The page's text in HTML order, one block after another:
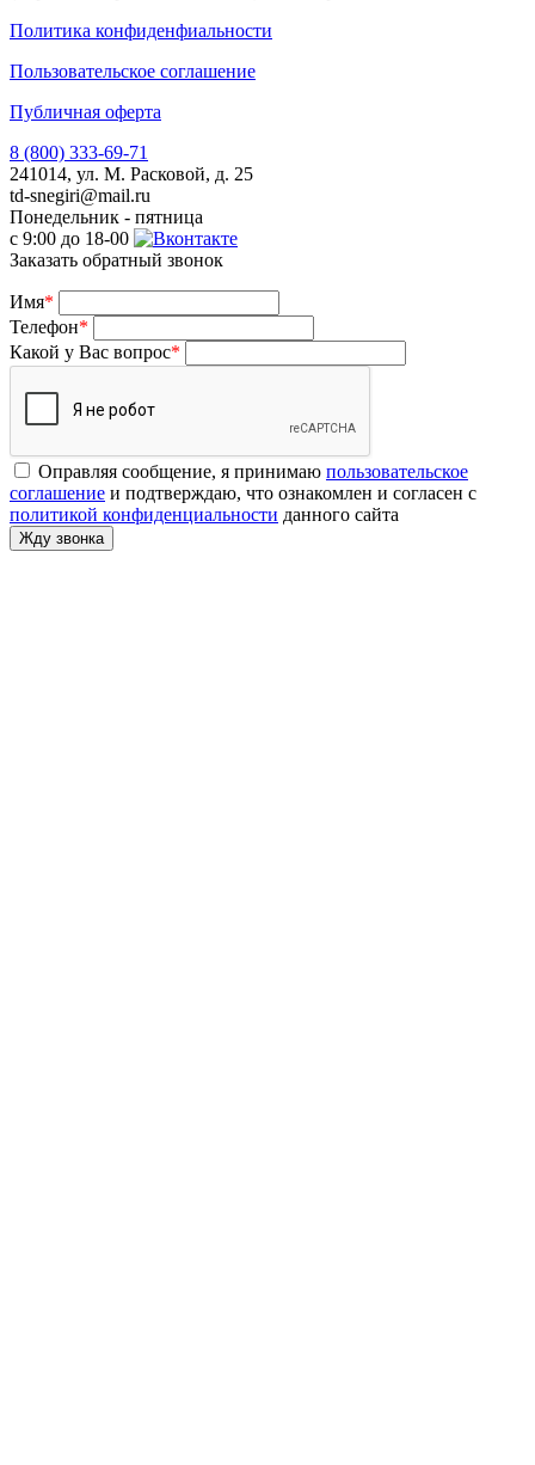
Политика конфиденфиальности
Пользовательское соглашение
Публичная оферта
8 (800) 333-69-71
241014, ул. М. Расковой, д. 25
td-snegiri@mail.ru
Понедельник - пятница
с 9:00 до 18-00
Заказать обратный звонок
Имя*
Телефон*
Какой у Вас вопрос*
Оправляя сообщение, я принимаю пользовательское
соглашение и подтверждаю, что ознакомлен и согласен с
политикой конфиденциальности данного сайта